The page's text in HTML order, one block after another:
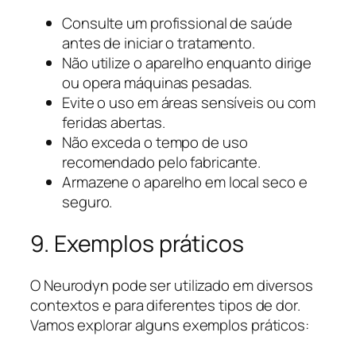
Consulte um profissional de saúde
antes de iniciar o tratamento.
Não utilize o aparelho enquanto dirige
ou opera máquinas pesadas.
Evite o uso em áreas sensíveis ou com
feridas abertas.
Não exceda o tempo de uso
recomendado pelo fabricante.
Armazene o aparelho em local seco e
seguro.
9. Exemplos práticos
O Neurodyn pode ser utilizado em diversos
contextos e para diferentes tipos de dor.
Vamos explorar alguns exemplos práticos: